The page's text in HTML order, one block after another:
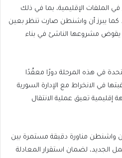
في الملفات الإقليمية، بما في ذلك
يبرز أن واشنطن صارت تنظر بعين
يقوض مشروعها الناشئ في بناء
في هذه المرحلة دورًا معقّدًا
في الانخراط مع الإدارة السورية
إقليمية تعيق عملية الانتقال
واشنطن مناورة دقيقة مستمرة بين
الجديد، لضمان استقرار المعادلة